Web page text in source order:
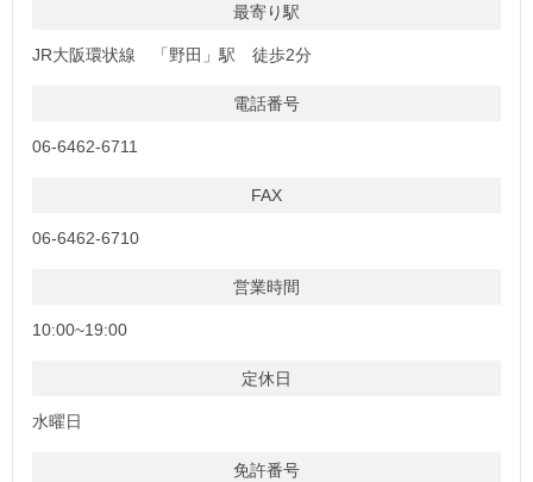
最寄り駅
JR大阪環状線 「野田」駅 徒歩2分
電話番号
06-6462-6711
FAX
06-6462-6710
営業時間
10:00~19:00
定休日
水曜日
免許番号